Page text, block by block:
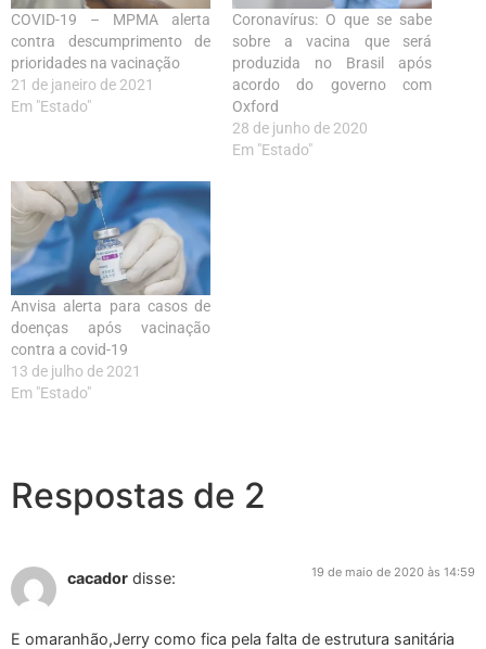
COVID-19 – MPMA alerta
contra descumprimento de
prioridades na vacinação
21 de janeiro de 2021
Em "Estado"
Coronavírus: O que se sabe
sobre a vacina que será
produzida no Brasil após
acordo do governo com
Oxford
28 de junho de 2020
Em "Estado"
Anvisa alerta para casos de
doenças após vacinação
contra a covid-19
13 de julho de 2021
Em "Estado"
Respostas de 2
cacador disse: 19 de maio de 2020 às 14:59
E omaranhão,Jerry como fica pela falta de estrutura sanitária